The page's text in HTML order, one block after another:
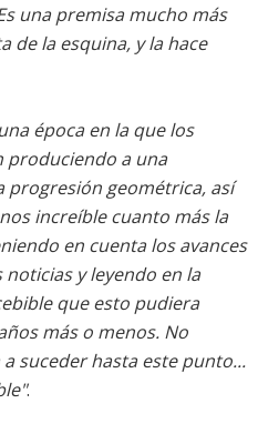
una premisa mucho más
de la esquina, y la hace
época en la que los
produciendo a una
progresión geométrica, así
increíble cuanto más la
en cuenta los avances
y leyendo en la
que esto pudiera
más o menos. No
suceder hasta este punto...
.